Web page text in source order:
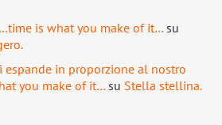
is what you make of it… su
espande in proporzione al nostro
you make of it… su Stella stellina.